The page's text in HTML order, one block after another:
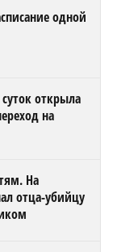
одной
открыла
на
На
отца-убийцу